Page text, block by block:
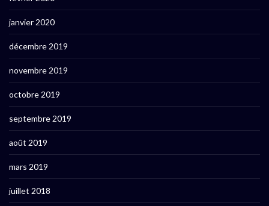
janvier 2020
décembre 2019
novembre 2019
octobre 2019
septembre 2019
août 2019
mars 2019
juillet 2018